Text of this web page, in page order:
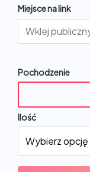
Miejsce na link
Pochodzenie
Ilość